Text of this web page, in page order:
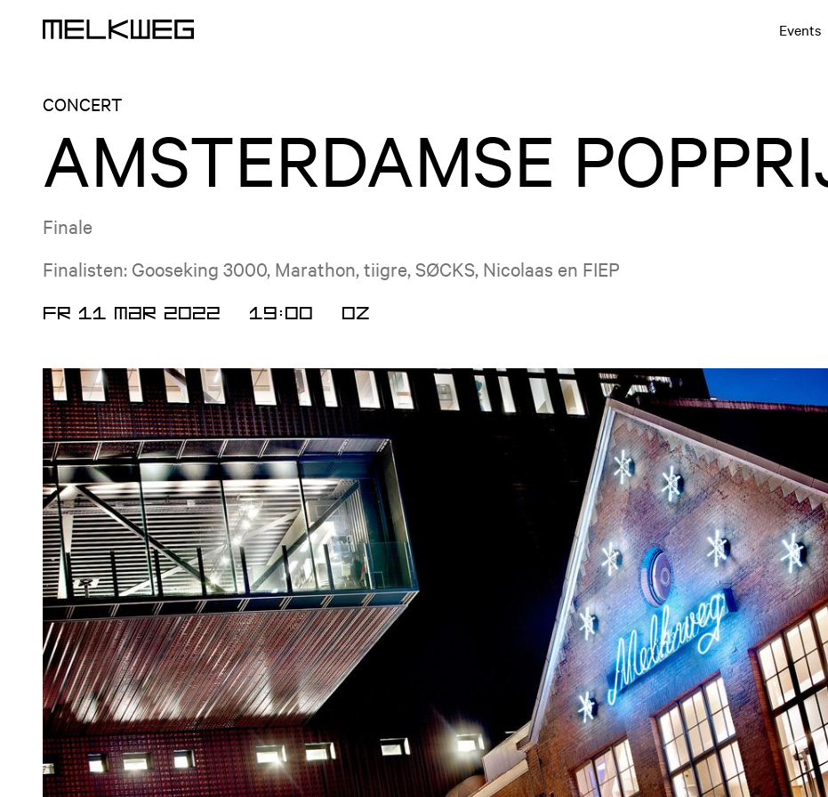
Events
CONCERT
AMSTERDAMSE
Finale
Finalisten: Gooseking 3000, Marathon, tiigre, SØCKS, Nicolaas en FIEP
FR 11 MAR 2022 19:00 OZ